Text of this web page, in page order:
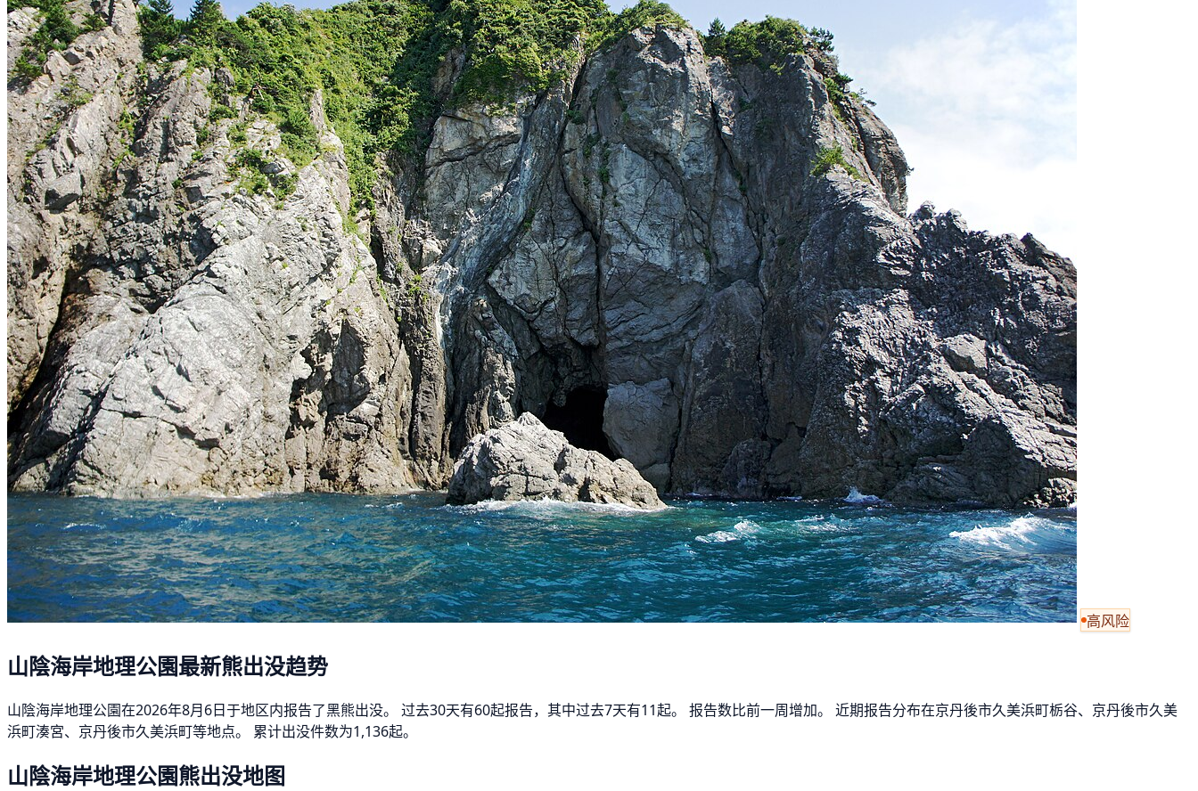
高风险
山陰海岸地理公園最新熊出没趋势
山陰海岸地理公園在2026年8月6日于地区内报告了黑熊出没。 过去30天有60起报告，其中过去7天有11起。 报告数比前一周增加。 近期报告分布在京丹後市久美浜町栃谷、京丹後市久美
浜町湊宮、京丹後市久美浜町等地点。 累计出没件数为1,136起。
山陰海岸地理公園熊出没地图